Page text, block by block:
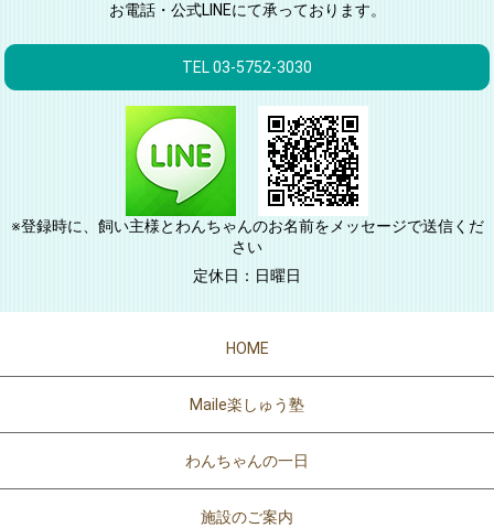
お電話・公式LINEにて承っております。
TEL 03-5752-3030
※登録時に、飼い主様とわんちゃんのお名前をメッセージで送信くだ
さい
定休日：日曜日
HOME
Maile楽しゅう塾
わんちゃんの一日
施設のご案内